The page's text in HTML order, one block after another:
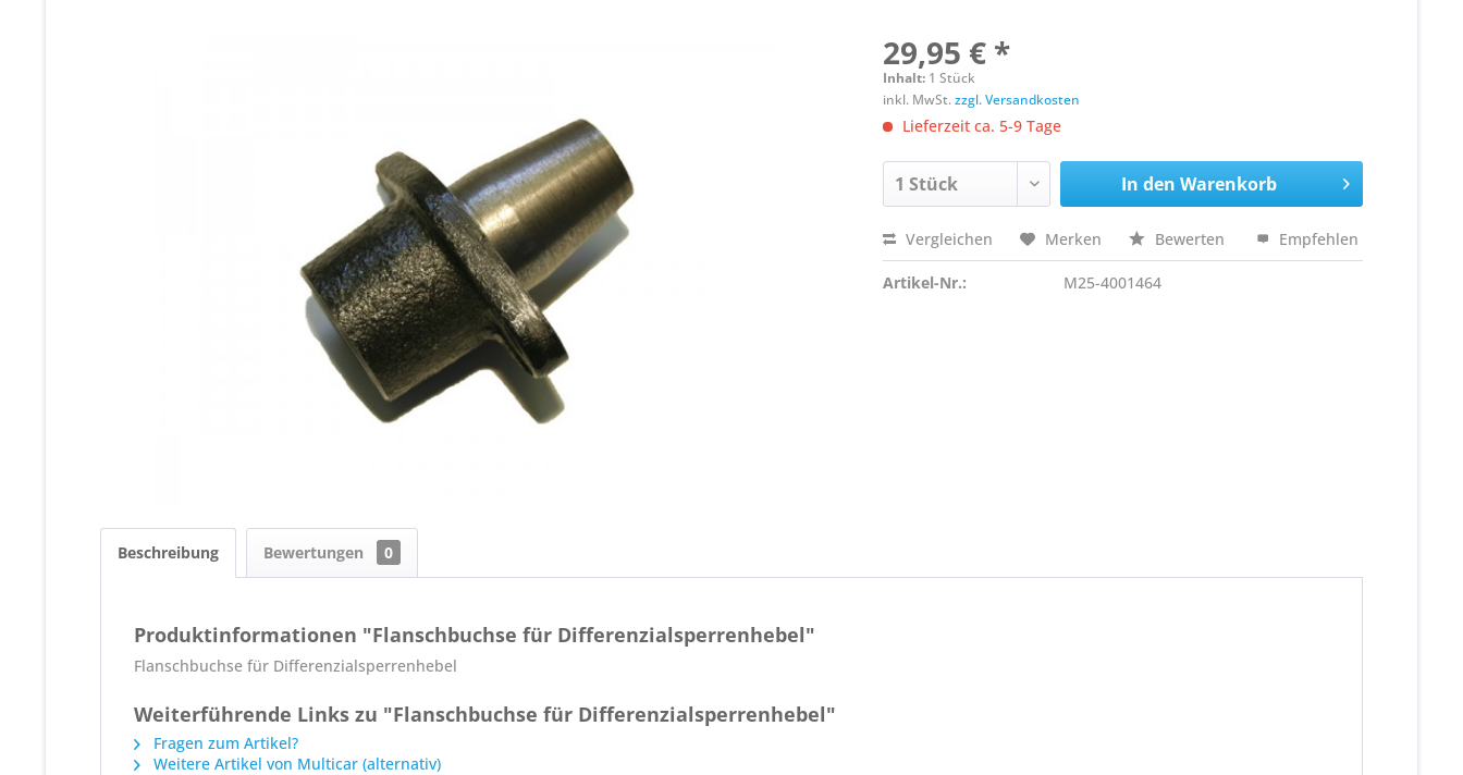
29,95 € *
Inhalt: 1 Stück
inkl. MwSt.zzgl. Versandkosten
Lieferzeit ca. 5-9 Tage
In den Warenkorb
Vergleichen Merken Bewerten Empfehlen
Artikel-Nr.: M25-4001464
Beschreibung Bewertungen 0
Produktinformationen "Flanschbuchse für Differenzialsperrenhebel"
Flanschbuchse für Differenzialsperrenhebel
Weiterführende Links zu "Flanschbuchse für Differenzialsperrenhebel"
Fragen zum Artikel?
Weitere Artikel von Multicar (alternativ)